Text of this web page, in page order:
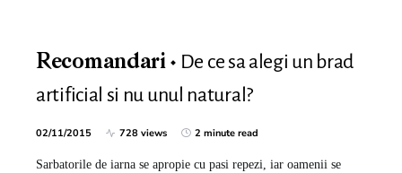
Recomandari
De ce sa alegi un brad
artificial si nu unul natural?
02/11/2015 728 views 2 minute read
Sarbatorile de iarna se apropie cu pasi repezi, iar oamenii se